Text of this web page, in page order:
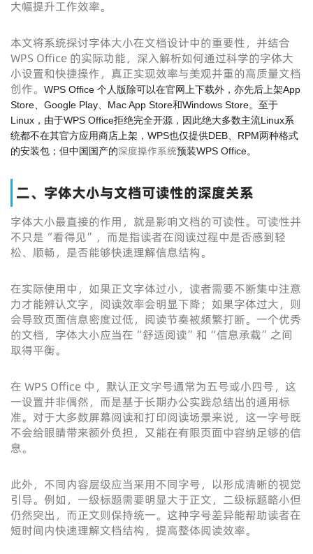
大幅提升工作效率。
本文将系统探讨字体大小在文档设计中的重要性，并结合
WPS Office 的实际功能，深入解析如何通过科学的字体大
小设置和快捷操作，真正实现效率与美观并重的高质量文档
创作。
WPS Office 个人版除可以在官网上下载外，亦先后上架App
Store、Google Play、Mac App Store和Windows Store。至于
Linux，由于WPS Office拒绝完全开源，因此绝大多数主流Linux系
统都不在其官方应用商店上架，WPS也仅提供DEB、RPM两种格式
的安装包；但中国国产的深度操作系统预装WPS Office。
二、字体大小与文档可读性的深度关系
字体大小最直接的作用，就是影响文档的可读性。可读性并
不只是“看得见”，而是指读者在阅读过程中是否感到轻
松、顺畅，是否能够快速理解信息结构。
在实际使用中，如果正文字体过小，读者需要不断集中注意
力才能辨认文字，阅读效率会明显下降；如果字体过大，则
会导致页面信息密度过低，阅读节奏被频繁打断。一个优秀
的文档，字体大小应当在“舒适阅读”和“信息承载”之间
取得平衡。
在 WPS Office 中，默认正文字号通常为五号或小四号，这
一设置并非偶然，而是基于长期办公实践总结出的通用标
准。对于大多数屏幕阅读和打印阅读场景来说，这一字号既
不会给眼睛带来额外负担，又能在有限页面中容纳足够的信
息。
此外，不同内容层级应当采用不同字号，以形成清晰的视觉
引导。例如，一级标题需要明显大于正文，二级标题略小但
仍然突出，而正文则保持统一。这种字号差异能帮助读者在
短时间内快速理解文档结构，提高整体阅读效率。